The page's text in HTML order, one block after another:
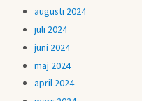
augusti 2024
juli 2024
juni 2024
maj 2024
april 2024